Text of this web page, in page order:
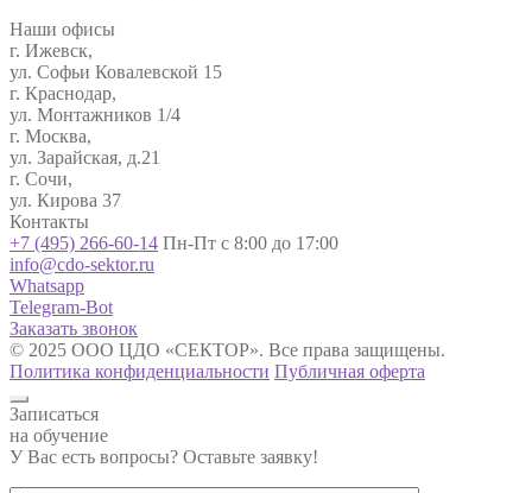
Наши офисы
г. Ижевск,
ул. Софьи Ковалевской 15
г. Краснодар,
ул. Монтажников 1/4
г. Москва,
ул. Зарайская, д.21
г. Сочи,
ул. Кирова 37
Контакты
+7 (495) 266-60-14 Пн-Пт с 8:00 до 17:00
info@cdo-sektor.ru
Whatsapp
Telegram-Bot
Заказать звонок
© 2025 ООО ЦДО «СЕКТОР». Все права защищены.
Политика конфиденциальности Публичная оферта
Записаться
на обучение
У Вас есть вопросы? Оставьте заявку!